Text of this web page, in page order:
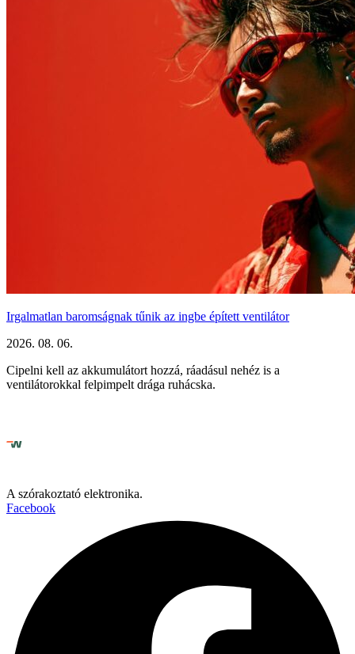
Irgalmatlan baromságnak tűnik az ingbe épített ventilátor
2026. 08. 06.
Cipelni kell az akkumulátort hozzá, ráadásul nehéz is a
ventilátorokkal felpimpelt drága ruhácska.
A szórakoztató elektronika.
Facebook